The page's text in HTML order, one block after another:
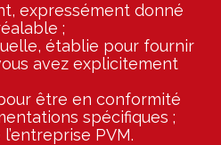
expressément donné
;
établie pour fournir
avez explicitement
être en conformité
spécifiques ;
PVM.